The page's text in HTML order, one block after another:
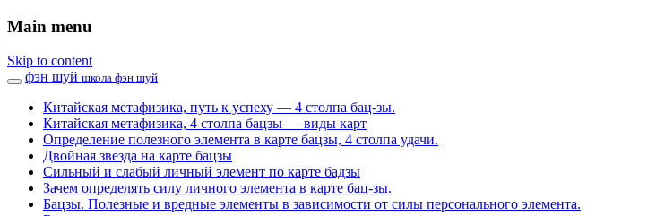
Main menu
Skip to content
фэн шуй школа фэн шуй
Китайская метафизика, путь к успеху — 4 столпа бац-зы.
Китайская метафизика, 4 столпа бацзы — виды карт
Определение полезного элемента в карте бацзы, 4 столпа удачи.
Двойная звезда на карте бацзы
Сильный и слабый личный элемент по карте бадзы
Зачем определять силу личного элемента в карте бац-зы.
Бацзы. Полезные и вредные элементы в зависимости от силы персонального элемента.